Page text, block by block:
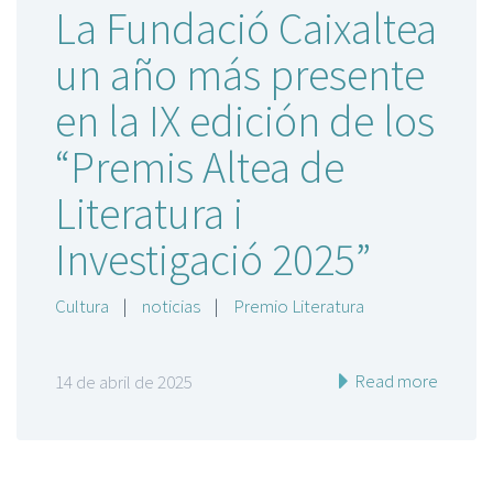
La Fundació Caixaltea
un año más presente
en la IX edición de los
“Premis Altea de
Literatura i
Investigació 2025”
Cultura | noticias | Premio Literatura
14 de abril de 2025 Read more